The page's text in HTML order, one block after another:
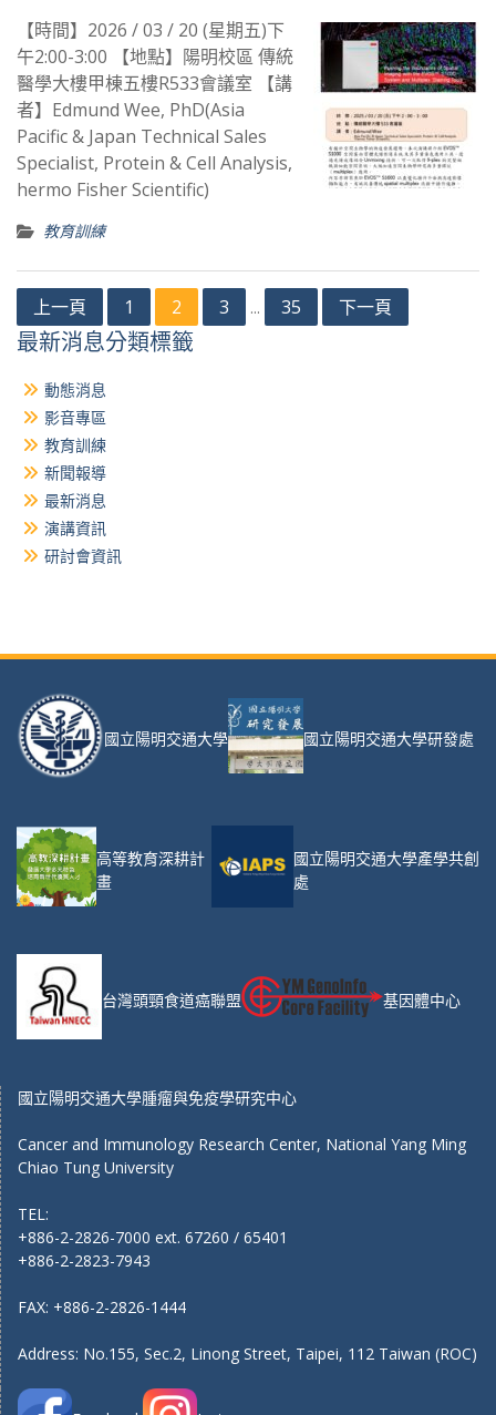
【時間】2026 / 03 / 20 (星期五)下
午2:00-3:00 【地點】陽明校區 傳統
醫學大樓甲棟五樓R533會議室 【講
者】Edmund Wee, PhD(Asia
Pacific & Japan Technical Sales
Specialist, Protein & Cell Analysis,
hermo Fisher Scientific)
教育訓練
章
頁
上一頁 1 2 3 ... 35 下一頁
最新消息分類標籤
動態消息
影音專區
教育訓練
新聞報導
最新消息
演講資訊
研討會資訊
國立陽明交通大學 國立陽明交通大學研發處
高等教育深耕計
畫
國立陽明交通大學產學共創
處
台灣頭頸食道癌聯盟 基因體中心
國立陽明交通大學腫瘤與免疫學研究中心
Cancer and Immunology Research Center, National Yang Ming
Chiao Tung University
TEL:
+886-2-2826-7000 ext. 67260 / 65401
+886-2-2823-7943
FAX: +886-2-2826-1444
Address: No.155, Sec.2, Linong Street, Taipei, 112 Taiwan (ROC)